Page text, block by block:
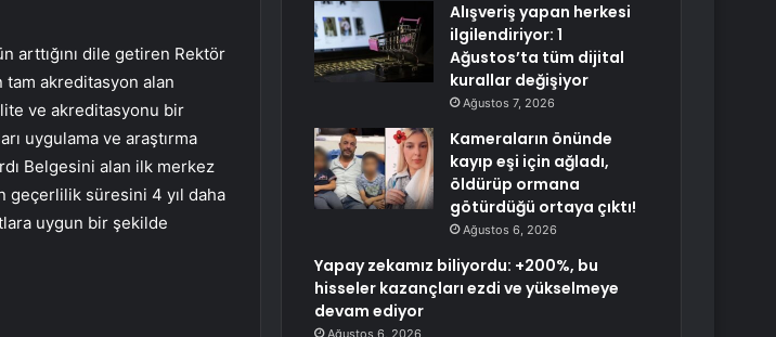
arttığını dile getiren Rektör
tam akreditasyon alan
ve akreditasyonu bir
uygulama ve araştırma
Belgesini alan ilk merkez
geçerlilik süresini 4 yıl daha
uygun bir şekilde
Alışveriş yapan herkesi
ilgilendiriyor: 1
Ağustos’ta tüm dijital
kurallar değişiyor
Ağustos 7, 2026
Kameraların önünde
kayıp eşi için ağladı,
öldürüp ormana
götürdüğü ortaya çıktı!
Ağustos 6, 2026
Yapay zekamız biliyordu: +200%, bu
hisseler kazançları ezdi ve yükselmeye
devam ediyor
Ağustos 6, 2026